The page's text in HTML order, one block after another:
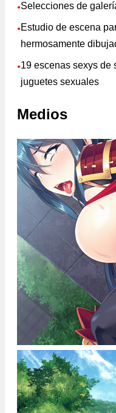
●Selecciones de
● Estudio de escena
hermosamente
●19 escenas sexys de
juguetes sexuales
Medios